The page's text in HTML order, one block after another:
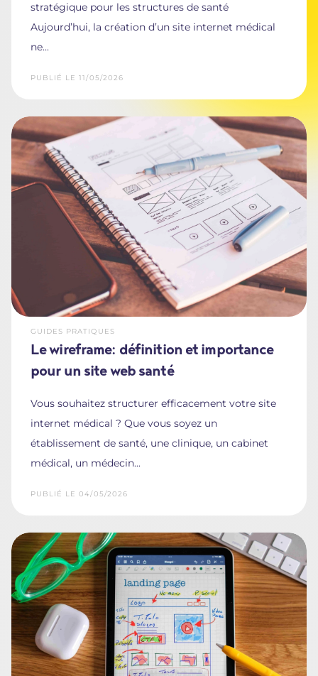
stratégique pour les structures de santé
Aujourd’hui, la création d’un site internet médical
ne...
PUBLIÉ LE 11/05/2026
GUIDES PRATIQUES
Le wireframe: définition et importance
pour un site web santé
Vous souhaitez structurer efficacement votre site
internet médical ? Que vous soyez un
établissement de santé, une clinique, un cabinet
médical, un médecin...
PUBLIÉ LE 04/05/2026